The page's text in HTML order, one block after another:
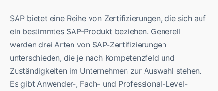
SAP bietet eine Reihe von Zertifizierungen, die sich auf
ein bestimmtes SAP-Produkt beziehen. Generell
werden drei Arten von SAP-Zertifizierungen
unterschieden, die je nach Kompetenzfeld und
Zuständigkeiten im Unternehmen zur Auswahl stehen.
Es gibt Anwender-, Fach- und Professional-Level-